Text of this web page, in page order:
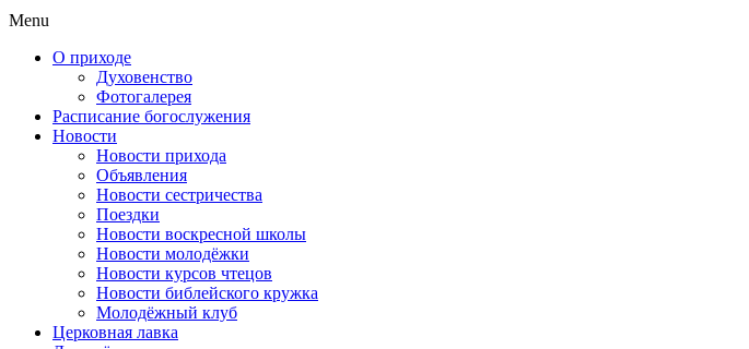
Menu
О приходе
Духовенство
Фотогалерея
Расписание богослужения
Новости
Новости прихода
Объявления
Новости сестричества
Поездки
Новости воскресной школы
Новости молодёжки
Новости курсов чтецов
Новости библейского кружка
Молодёжный клуб
Церковная лавка